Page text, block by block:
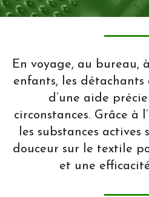
En voyage, au bureau,
enfants, les
d’une aide
circonstances. Grâce à
les substances actives
douceur sur le textile
et une